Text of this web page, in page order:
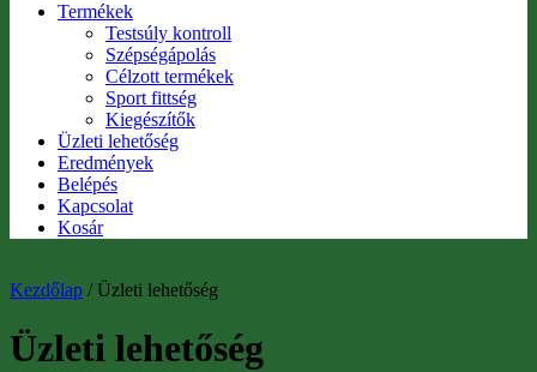
Termékek
Testsúly kontroll
Szépségápolás
Célzott termékek
Sport fittség
Kiegészítők
Üzleti lehetőség
Eredmények
Belépés
Kapcsolat
Kosár
Kezdőlap / Üzleti lehetőség
Üzleti lehetőség